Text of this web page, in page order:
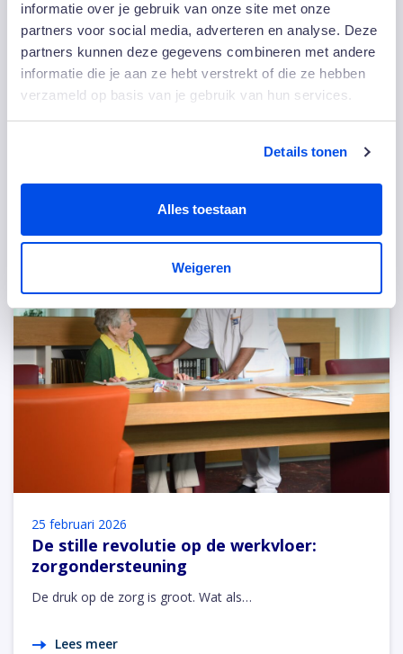
informatie over je gebruik van onze site met onze
partners voor social media, adverteren en analyse. Deze
partners kunnen deze gegevens combineren met andere
informatie die je aan ze hebt verstrekt of die ze hebben
verzameld op basis van je gebruik van hun services.
Details tonen
Alles toestaan
Weigeren
Ps. Geen paniek. Schroom niet om de term 'gast-
vrijheid' met liefde te blijven gebruiken. Want wie wil er
nu hele vreemde en vijandige types in z'n zaak?
25 februari 2026
De stille revolutie op de werkvloer:
zorgondersteuning
De druk op de zorg is groot. Wat als…
Lees meer